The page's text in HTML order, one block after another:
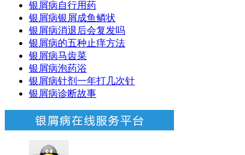
银屑病自行用药
银屑病银屑成鱼鳞状
银屑病消退后会复发吗
银屑病的五种止痒方法
银屑病马齿菜
银屑病泡药浴
银屑病针剂一年打几次针
银屑病诊断故事